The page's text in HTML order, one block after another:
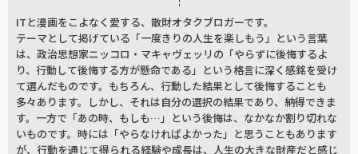
ITと漫画をこよなく愛する、散財オタクブロガーです。
テーマとして掲げている「一度きりの人生を楽しもう」という言葉
は、政治思想家ニッコロ・マキャヴェッリの「やらずに後悔するよ
り、行動して後悔する方が懸命である」という格言に深く感銘を受け
て選んだものです。もちろん、行動した結果として後悔することも
多々あります。しかし、それは自分の選択の結果であり、納得できま
す。一方で「あの時、もしも…」という後悔は、なかなか割り切れな
いものです。時には「やらなければよかった」と思うこともあります
が、行動を通じて得られる経験や成長は、人生の大きな財産だと感じ